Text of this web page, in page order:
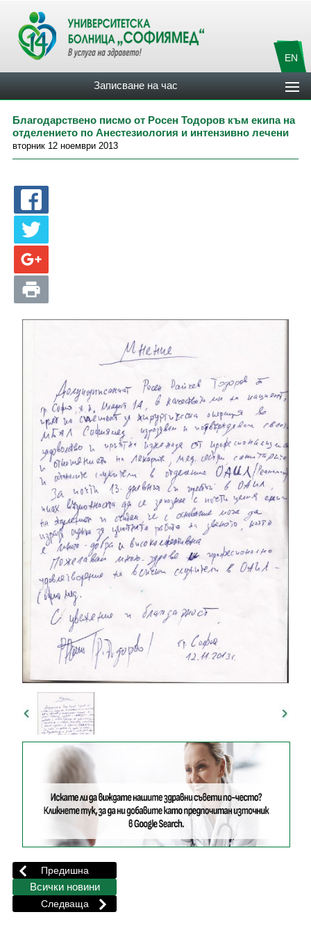
EN
Записване на час
Благодарствено писмо от Росен Тодоров към екипа на
отделението по Анестезиология и интензивно лечени
вторник 12 ноември 2013